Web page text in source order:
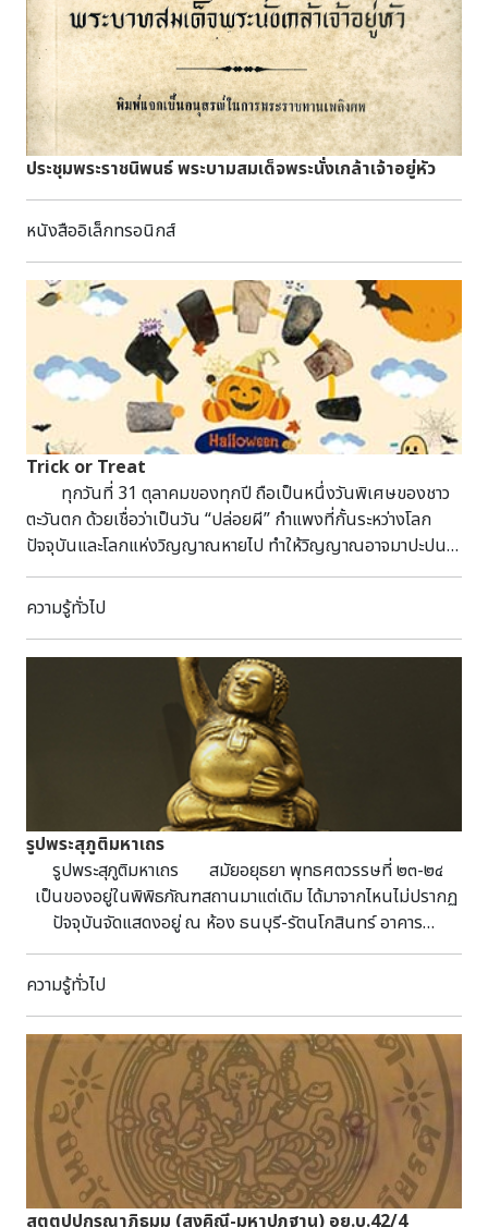
ประชุมพระราชนิพนธ์ พระบามสมเด็จพระนั่งเกล้าเจ้าอยู่หัว
หนังสืออิเล็กทรอนิกส์
Trick or Treat
ทุกวันที่ 31 ตุลาคมของทุกปี ถือเป็นหนึ่งวันพิเศษของชาว
ตะวันตก ด้วยเชื่อว่าเป็นวัน “ปล่อยผี” กำแพงที่กั้นระหว่างโลก
ปัจจุบันและโลกแห่งวิญญาณหายไป ทำให้วิญญาณอาจมาปะปน
อยู่ร่วมโลกกับมนุษย์ ซึ่งไทยเองก็มีความเชื่อทำนองนี้เช่นกัน
เช่น วันพระ วันโกน จะเป็นวันที่วิญญาณจะออกมาหาส่วนบุญ
สำหรับกิจกรรมวันฮาโลวีนในประเทศไทยก็นับว่าให้ความสำคัญใน
ระดับหนึ่ง มักจะจัดการประกวดแต่งชุดแฟนซีเพื่อสร้างความ
บันเทิงแล้วแต่สถานที่จะให้ความสำคัญ สำหรับชาวคลัง
กลางฯ เราก็อยากนำเสนอเรื่องราวที่เกี่ยวกับผีๆ ให้เข้ากับ
บรรยากาศวันฮาโลวีนเช่นกัน เมื่อพูดถึงสถานที่ที่เก็บโบราณวัตถุ
เอาไว้อย่างพิพิธภัณฑ์คนก็มักจะคิดถึงเรื่องผีที่มากับสิ่งของ ทว่า
วันนี้... เพจเราไม่ได้จะมาเล่าเรื่องผีให้ทุกคนฟัง แต่เราจะมาเล่าถึง
วัตถุที่คนเชื่อว่าไล่ผีได้!!! วัตถุชิ้นนั้นคือ “ขวานฟ้า” นั่นเอง เรา
มาทำความรู้จักขวานที่คนทั่วไปรู้จักกันก่อน ขวานฟ้า คือ หิน
ขัดคมที่คนทั่วไปเชื่อว่าเป็นขวานที่ตกลงมาจากฟ้า บ้างก็มีตำนาน
ว่าขวานนี้เป็น “ขวานของรามสูร” ที่ไล่ขว้างนางเมฆลาที่กำลังล่อ
แก้ว แต่ขว้างเท่าไหร่ก็ไม่โดนเสียที ขวานเหล่านั้นก็ตกลงมายังพื้น
ดิน เหตุผลที่คนเชื่อเช่นนี้ก็เพราะว่าคนมักจะพบขวานฟ้าตรง
ของศักดิ์สิทธิ์ บ้างก็นำขวานฟ้าที่พบใส่พานตั้งบูชาบนหิ้งพระ บ้าง
ก็นำไปพกติดตัว แม้แต่การนำเอาไปแช่ไว้ในโอ่งน้ำฝนแล้วนำน้ำ
นั้นมาอุปโภคบริโภค หรือที่น่าตกใจที่สุด คือมีการสร้างขวานขึ้น
ใหม่ทำเป็นสร้อยคอ เพราะเชื่อว่าขวานฟ้าไล่สิ่งชั่วร้าย ภูตผีปีศาจ
หรือวิญญาณได้ ขณะเดียวกัน การศึกษาทางโบราณคดีเรา
ก็ได้เริ่มมีองค์ความรู้เกี่ยวกับขวานฟ้าอย่างเป็นรูปธรรมเมื่อ
ประมาณ 80 ปีก่อนนี้เอง เหตุเพราะนายแวน ฮีกเกอเร็น นัก
โบราณคดีชาวเนเธอร์แลนด์ที่ถูกจับเป็นเชลยศึกช่วงสงครามโลก
ครั้งที่ 2 ได้พบเครื่องมือหินกะเทาะและขวานหินขัดในบริเวณริม
ความรู้ทั่วไป
รูปพระสุภูติมหาเถร
รูปพระสุภูติมหาเถร สมัยอยุธยา พุทธศตวรรษที่ ๒๓-๒๔
เป็นของอยู่ในพิพิธภัณฑสถานมาแต่เดิม ได้มาจากไหนไม่ปรากฏ
ปัจจุบันจัดแสดงอยู่ ณ ห้อง ธนบุรี-รัตนโกสินทร์ อาคาร
ประพาสพิพิธภัณฑ์ พิพิธภัณฑสถานแห่งชาติ พระนคร
ประติมากรรมรูปบุคคล เงยศีรษะขึ้น ใบหน้ากลม คิ้วโก่ง ดวงตา
เหลือบต่ำ จมูกใหญ่ ริมฝีปากหนา แสดงอาการยิ้มเล็กน้อย ใบหู
ยาว รูปร่างอ้วนครองจีวรแบบห่มดอง*แสดงการคาดผ้ารัดอก มี
ท้องพลุ้ย มือซ้ายโอบหน้าท้อง ส่วนมือขวายกขึ้น (กิริยากวักเรียก
ฝน) นั่งขัดสมาธิราบบนฐานบัว รูปแบบดังกล่าวจึงทำให้
ประติมากรรมพระสุภูติมีลักษณะบางประการคล้ายกับ
ประติมากรรมพระมหากัจจายนเถระ ประวัติของพระสุภูติ
ปรากฏในคัมภีร์วิสุทธชนวิลาสินีอรรถกถา พระสุตตันตปิฎก ขุท
ทกนิกาย อปทาน กล่าวถึงประวัติพระสุภูติว่า ครั้งหนึ่งพระสุภูติ
จาริกถึงกรุงราชคฤห์ พระเจ้าพิมพิสารได้อาราธนาให้พระสุภูติ
ความรู้ทั่วไป
สตฺตปฺปกรณาภิธมฺม (สงฺคิณี-มหาปฏฺฐาน) อย.บ.42/4